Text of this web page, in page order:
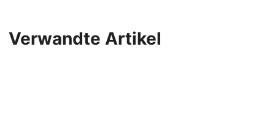
Verwandte Artikel